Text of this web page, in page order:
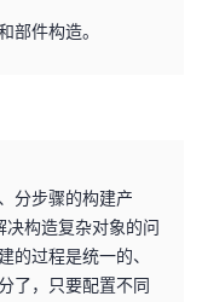
部件构造。
分步骤的构建产
决构造复杂对象的问
的过程是统一的、
了，只要配置不同